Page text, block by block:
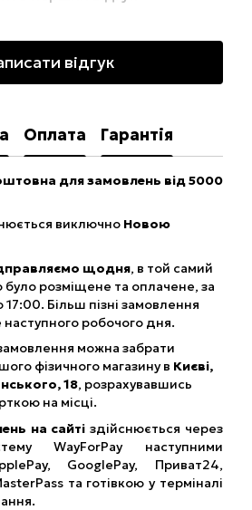
відгук
Оплата Гарантія
для замовлень від 5000
виключно Новою
щодня, в той самий
розміщене та оплачене, за
17:00. Більш пізні замовлення
робочого дня.
можна забрати
фізичного магазину в Києві,
18, розрахувавшись
на місці.
на сайтіздійснюється через
WayForPay наступними
GooglePay, Приват24,
та готівкою у терміналі